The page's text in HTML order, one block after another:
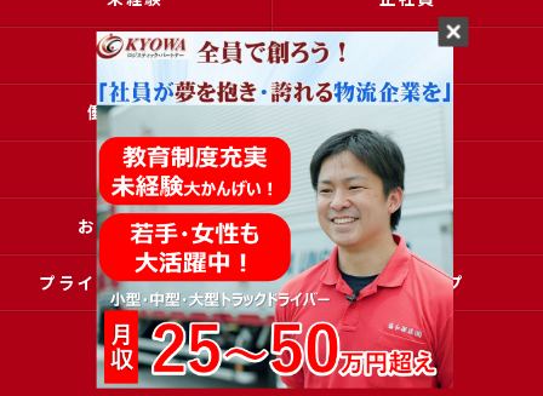
高収入
働きやすい アクセス
ブログ コラム
お問い合わせ 採用申込
プライバシーポリシー サイトマップ